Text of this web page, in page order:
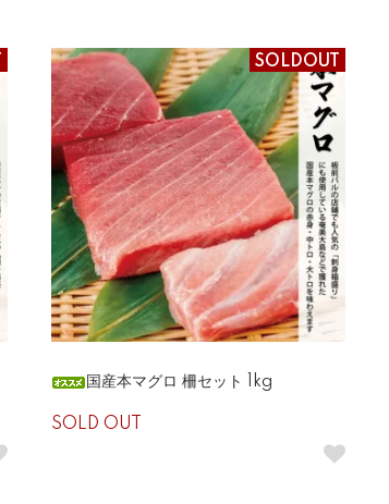
SOLDOUT
国産本マグロ 柵セット 1kg
SOLD OUT